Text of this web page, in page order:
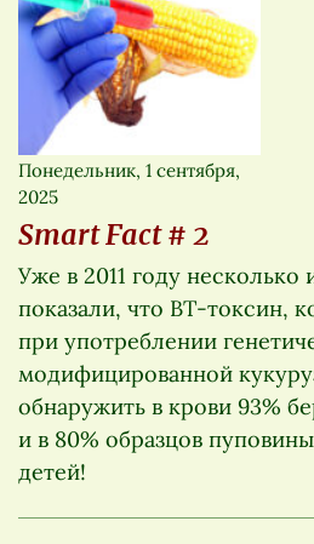
Понедельник, 1 сентября,
2025
Smart Fact # 2
Уже в 2011 году несколько
показали, что BT-токсин,
при употреблении
модифицированной
обнаружить в крови 93%
и в 80% образцов
детей!